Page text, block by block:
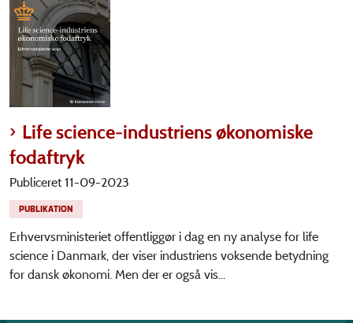
Life science-industriens økonomiske
fodaftryk
Publiceret 11-09-2023
PUBLIKATION
Erhvervsministeriet offentliggør i dag en ny analyse for life
science i Danmark, der viser industriens voksende betydning
for dansk økonomi. Men der er også vis...